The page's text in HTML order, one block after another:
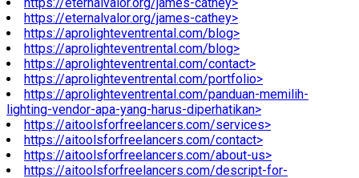
https://eternalvalor.org/james-cathey>
https://eternalvalor.org/james-cathey>
https://aprolighteventrental.com/blog>
https://aprolighteventrental.com/blog>
https://aprolighteventrental.com/contact>
https://aprolighteventrental.com/portfolio>
https://aprolighteventrental.com/panduan-memilih-
lighting-vendor-apa-yang-harus-diperhatikan>
https://aitoolsforfreelancers.com/services>
https://aitoolsforfreelancers.com/contact>
https://aitoolsforfreelancers.com/about-us>
https://aitoolsforfreelancers.com/descript-for-